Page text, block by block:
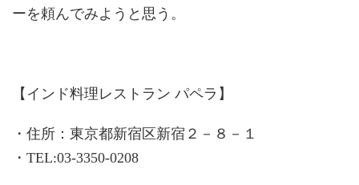
ーを頼んでみようと思う。
【インド料理レストラン パペラ】
・住所：東京都新宿区新宿２－８－１
・TEL:03-3350-0208